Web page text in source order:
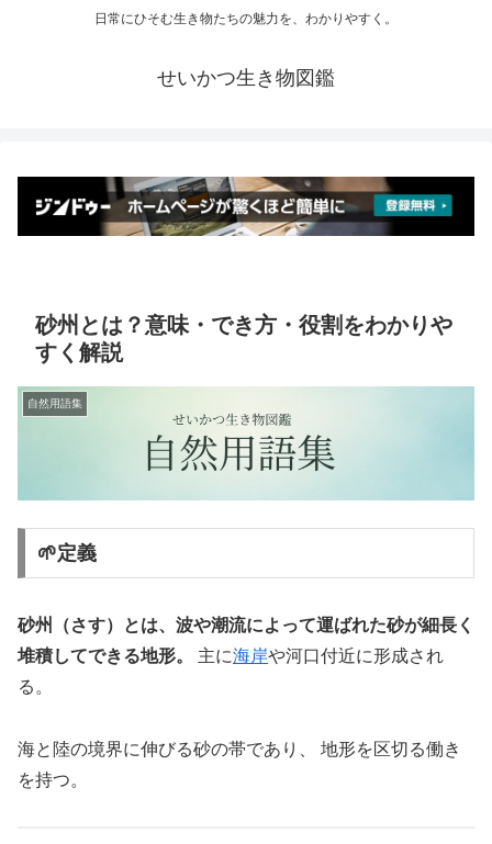
日常にひそむ生き物たちの魅力を、わかりやすく。
せいかつ生き物図鑑
砂州とは？意味・でき方・役割をわかりや
すく解説
自然用語集
🌱定義
砂州（さす）とは、波や潮流によって運ばれた砂が細長く
堆積してできる地形。
主に海岸や河口付近に形成され
る。
海と陸の境界に伸びる砂の帯であり、 地形を区切る働き
を持つ。